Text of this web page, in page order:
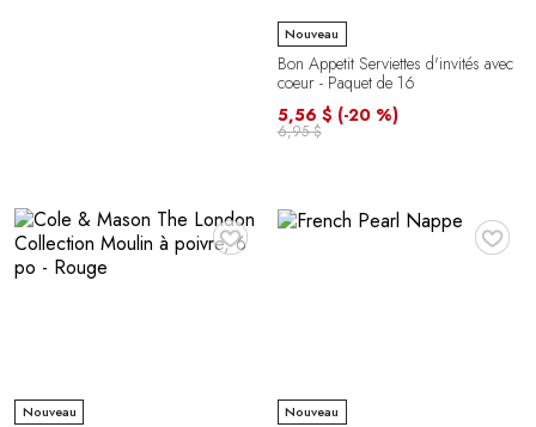
Nouveau
Bon Appetit Serviettes d'invités avec
coeur - Paquet de 16
5,56 $ (-20 %)
6,95 $
♥
Nouveau
♥
Nouveau